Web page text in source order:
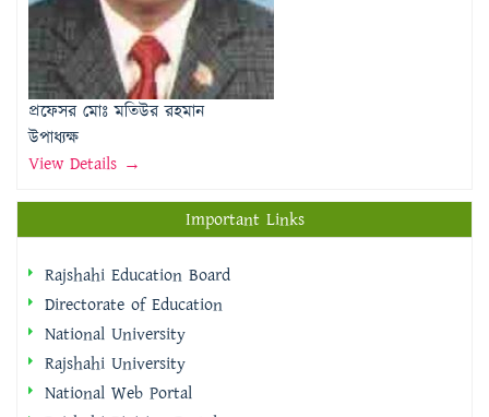
প্রফেসর মোঃ মতিউর রহমান
উপাধ্যক্ষ
View Details →
Rajshahi Education Board
Directorate of Education
Rajshahi University
National Web Portal
Rajshahi Division Portal
Rajshahi City Corporation
Rajshahi District Portal